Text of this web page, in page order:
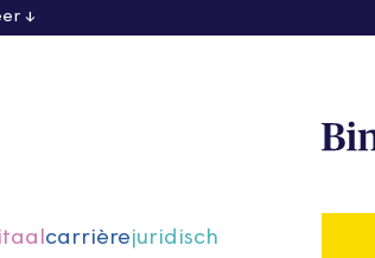
carrièrejuridisch